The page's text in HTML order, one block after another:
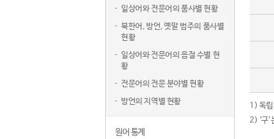
일상어와 전문어의 품사별 현황
북한어, 방언, 옛말 범주의 품사별
현황
일상어와 전문어의 음절 수별 현
황
전문어의 전문 분야별 현황
방언의 지역별 현황
원어 통계
1) 독립
2) ‘구